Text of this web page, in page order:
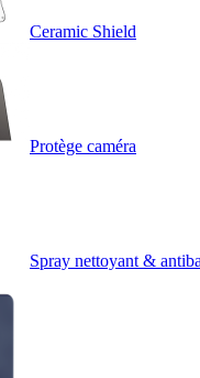
Ceramic Shield
Protège caméra
Spray nettoyant &